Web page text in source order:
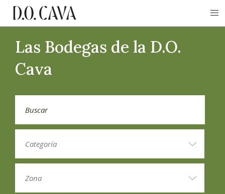
Las Bodegas de la D.O.
Cava